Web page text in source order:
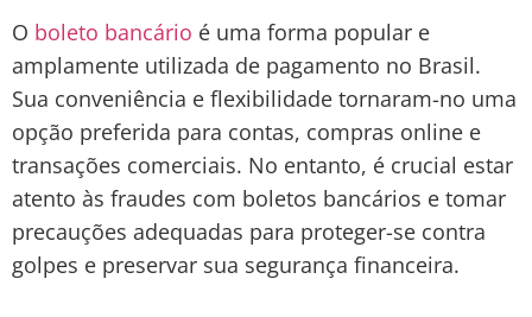
O boleto bancário é uma forma popular e
amplamente utilizada de pagamento no Brasil.
Sua conveniência e flexibilidade tornaram-no uma
opção preferida para contas, compras online e
transações comerciais. No entanto, é crucial estar
atento às fraudes com boletos bancários e tomar
precauções adequadas para proteger-se contra
golpes e preservar sua segurança financeira.